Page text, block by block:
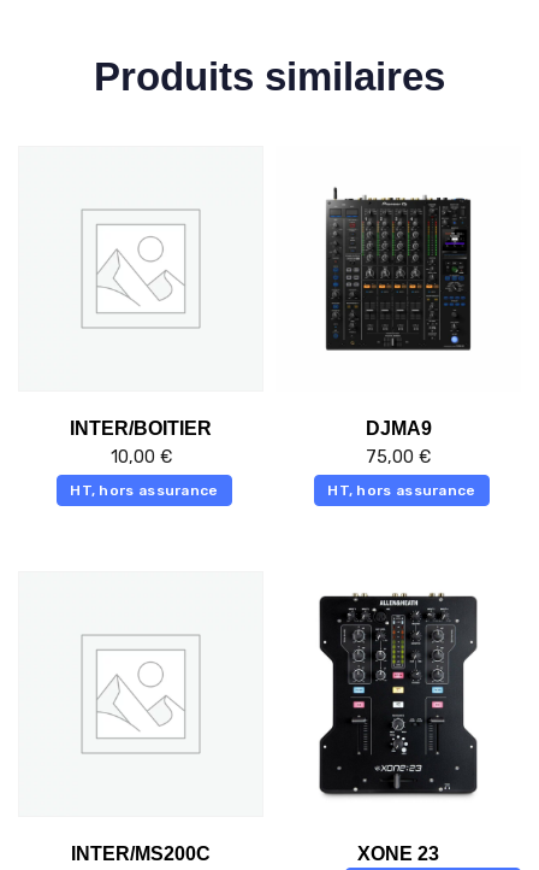
Produits similaires
INTER/BOITIER
10,00 €
HT, hors assurance
DJMA9
75,00 €
HT, hors assurance
INTER/MS200C
XONE 23